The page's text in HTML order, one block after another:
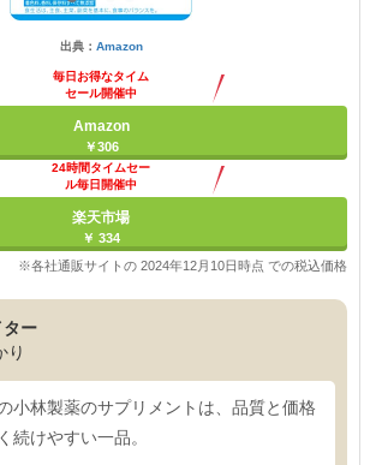
出典： Amazon
毎日お得なタイム
セール開催中
Amazon
￥306
24時間タイムセー
ル毎日開催中
楽天市場
￥ 334
※各社通販サイトの 2024年12月10日時点 での税込価格
ター
り
小林製薬のサプリメントは、品質と価格
続けやすい一品。